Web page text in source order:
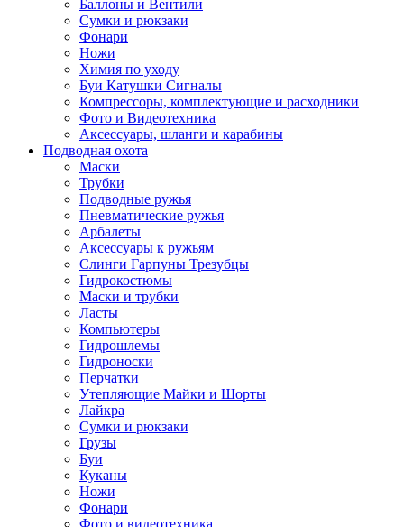
Баллоны и Вентили
Сумки и рюкзаки
Фонари
Ножи
Химия по уходу
Буи Катушки Сигналы
Компрессоры, комплектующие и расходники
Фото и Видеотехника
Аксессуары, шланги и карабины
Подводная охота
Маски
Трубки
Подводные ружья
Пневматические ружья
Арбалеты
Аксессуары к ружьям
Слинги Гарпуны Трезубцы
Гидрокостюмы
Маски и трубки
Ласты
Компьютеры
Гидрошлемы
Гидроноски
Перчатки
Утепляющие Майки и Шорты
Лайкра
Сумки и рюкзаки
Грузы
Буи
Куканы
Ножи
Фонари
Фото и видеотехника